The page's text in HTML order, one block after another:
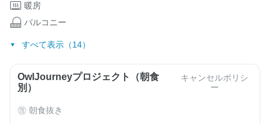
暖房
バルコニー
すべて表示（14）
OwlJourneyプロジェクト（朝食
別）
キャンセルポリシ
ー
朝食抜き